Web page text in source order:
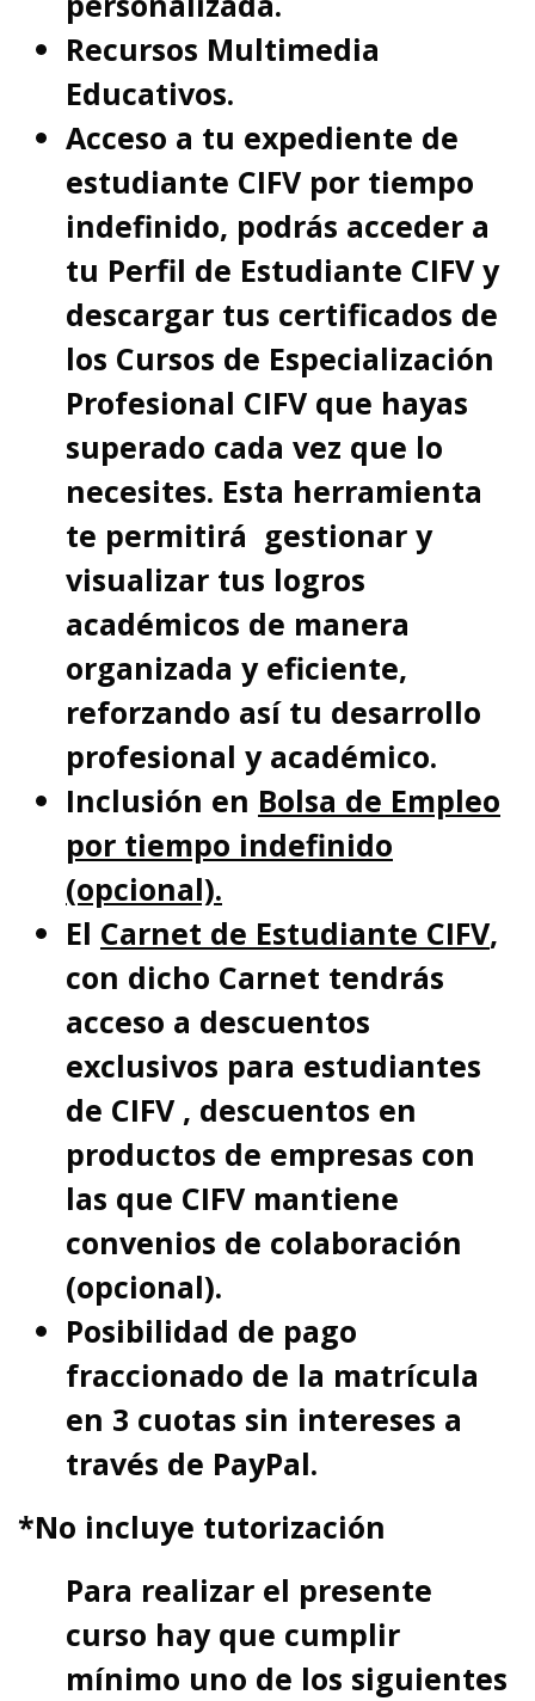
Recursos Multimedia
Educativos.
Acceso a tu expediente de
estudiante CIFV por tiempo
indefinido, podrás acceder a
tu Perfil de Estudiante CIFV y
descargar tus certificados de
los Cursos de Especialización
Profesional CIFV que hayas
superado cada vez que lo
necesites. Esta herramienta
te permitirá gestionar y
visualizar tus logros
académicos de manera
organizada y eficiente,
reforzando así tu desarrollo
profesional y académico.
Inclusión en Bolsa de Empleo
por tiempo indefinido
(opcional).
El Carnet de Estudiante CIFV,
con dicho Carnet tendrás
acceso a descuentos
exclusivos para estudiantes
de CIFV , descuentos en
productos de empresas con
las que CIFV mantiene
convenios de colaboración
(opcional).
Posibilidad de pago
fraccionado de la matrícula
en 3 cuotas sin intereses a
través de PayPal.
*No incluye tutorización
Para realizar el presente
curso hay que cumplir
mínimo uno de los siguientes